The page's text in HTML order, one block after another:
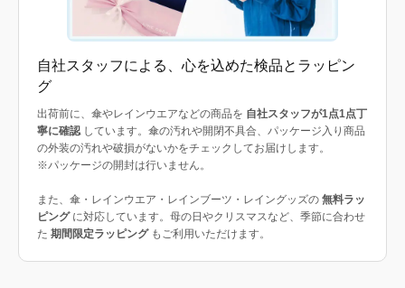
自社スタッフによる、心を込めた検品とラッピン
グ
出荷前に、傘やレインウエアなどの商品を 自社スタッフが1点1点丁
寧に確認 しています。傘の汚れや開閉不具合、パッケージ入り商品
の外装の汚れや破損がないかをチェックしてお届けします。
※パッケージの開封は行いません。
また、傘・レインウエア・レインブーツ・レイングッズの 無料ラッ
ピングに対応しています。母の日やクリスマスなど、季節に合わせ
た 期間限定ラッピングもご利用いただけます。